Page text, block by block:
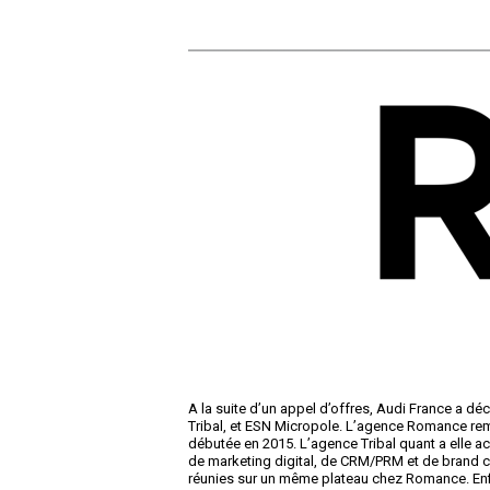
A la suite d’un appel d’offres, Audi France a
Tribal, et ESN Micropole. L’agence Romance
débutée en 2015. L’agence Tribal quant a elle
de marketing digital, de CRM/PRM et de
réunies sur un même plateau chez Romance.